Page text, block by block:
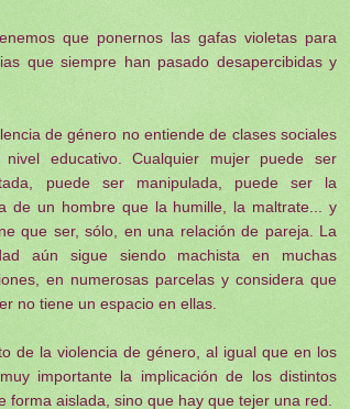
que ponernos las gafas violetas para
que siempre han pasado desapercibidas y
de género no entiende de clases sociales
educativo. Cualquier mujer puede ser
puede ser manipulada, puede ser la
de un hombre que la humille, la maltrate... y
que ser, sólo, en una relación de pareja. La
aún sigue siendo machista en muchas
en numerosas parcelas y considera que
no tiene un espacio en ellas.
de la violencia de género, al igual que en los
importante la implicación de los distintos
aislada, sino que hay que tejer una red.